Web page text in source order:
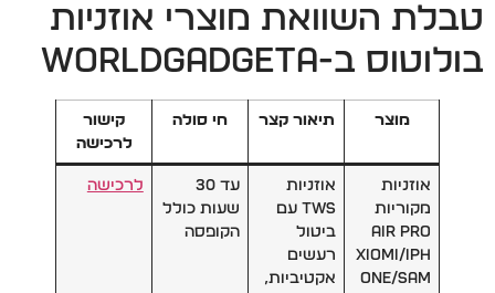
טבלת השוואת מוצרי אוזניות
בולוטוס ב-WorldGadgeta
מוצר תיאור קצר חי סולה
קישור
לרכישה
אוזניות
מקוריות
Air Pro
Xiomi/iPh
one/Sam
אוזניות
TWS עם
ביטול
רעשים
אקטיביות,
עד 30
שעות כולל
הקופסה
לרכישה